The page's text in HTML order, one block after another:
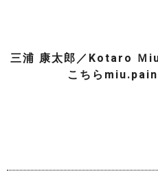
三浦 康太郎／Kotaro Ｍ
こちら